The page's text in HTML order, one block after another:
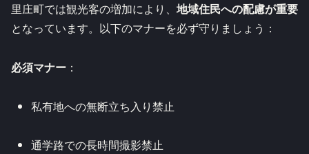
里庄町では観光客の増加により、 地域住民への配慮が重要
となっています。以下のマナーを必ず守りましょう：
必須マナー ：
私有地への無断立ち入り禁止
通学路での長時間撮影禁止